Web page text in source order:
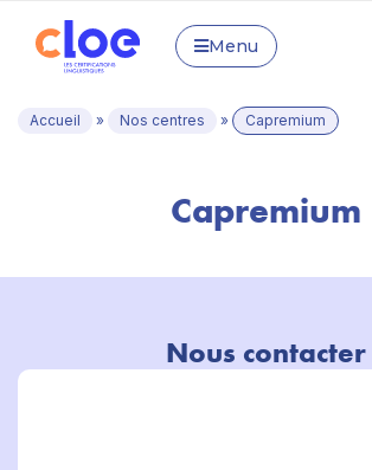
Menu
Accueil » Nos centres » Capremium
Capremium
Nous contacter